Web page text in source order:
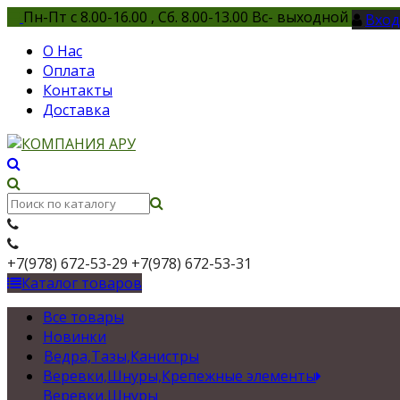
Пн-Пт с 8.00-16.00 , Сб. 8.00-13.00 Вс- выходной Вход
О Нас
Оплата
Контакты
Доставка
+7(978) 672-53-29 +7(978) 672-53-31
Каталог товаров
Все товары
Новинки
Ведра,Тазы,Канистры
Веревки,Шнуры,Крепежные элементы
Веревки,Шнуры